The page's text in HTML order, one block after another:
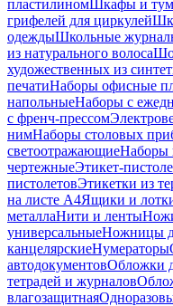
пластилиномШкафы и
грифелей для циркулей
одеждыШкольные
из натурального волоса
художественных из
печатиНаборы офисные
напольныеНаборы с
с френч-прессом
нимНаборы столовых
светоотражающиеНаборы
чертежныеЭтикет-
пистолетовЭтикетки из
на листе А4Ящики и
металлаНити и ленты
универсальныеНожницы
канцелярскиеНумераторы
автодокументовОбложки
тетрадей и журналов
влагозащитная